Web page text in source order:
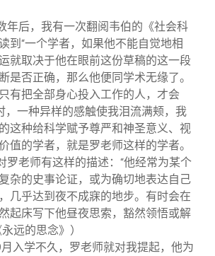
年后，我有一次翻阅韦伯的《社会科
到 “一个学者，如果他不能自觉地相
就取决于他在眼前这份草稿的这一段
是否正确，那么他便同学术无缘了。
有把全部身心投入工作的人，才会
，一种异样的感触使我泪流满颊，我
这种给科学赋予尊严和神圣意义、视
值的学者，就是罗老师这样的学者。
罗老师有这样的描述： “他经常为某个
杂的史事论证，或为确切地表达自己
几乎达到夜不成寐的地步。有时会在
起床写下他昼夜思索，豁然领悟或解
永远的思念》）
月入学不久，罗老师就对我提起，他为